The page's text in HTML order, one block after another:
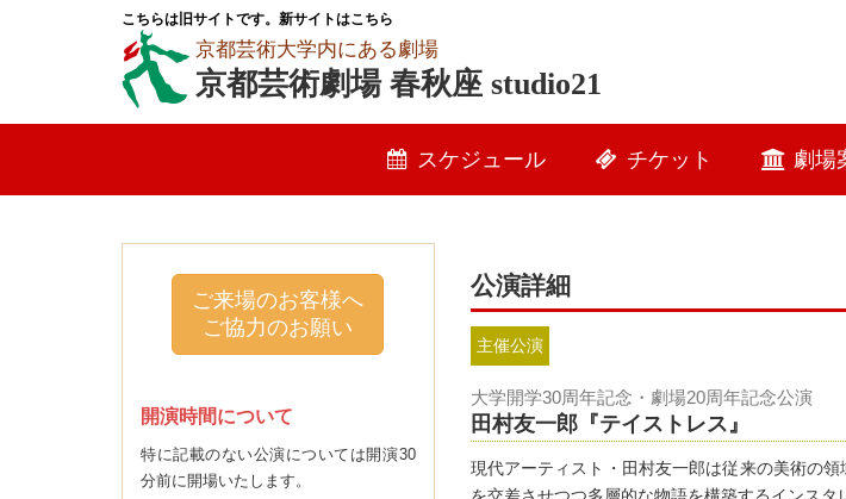
こちらは旧サイトです。新サイトはこちら
京都芸術大学内にある劇場
京都芸術劇場 春秋座 studio21
スケジュール チケット 劇場
公演詳細
主催公演
大学開学30周年記念・劇場20周年記念公演
田村友一郎『テイストレス』
現代アーティスト・田村友一郎は従来の美術の
ご来場のお客様へ
ご協力のお願い
開演時間について
特に記載のない公演については開演30
分前に開場いたします。